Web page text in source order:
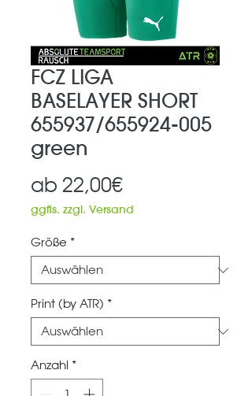
FCZ LIGA
BASELAYER SHORT
655937/655924-005
green
ab 22,00€Sale-
Preis
ggfls. zzgl. Versand
Größe *
Print (by ATR) *
Anzahl *